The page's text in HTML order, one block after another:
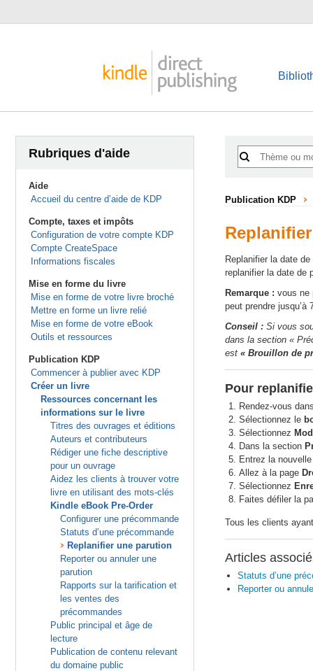
Rubriques d'aide
Aide
Accueil du centre d’aide de KDP
Compte, taxes et impôts
Configuration de votre compte KDP
Compte CreateSpace
Informations fiscales
Mise en forme du livre
Mise en forme de votre livre broché
Mettre en forme un livre relié
Mise en forme de votre eBook
Outils et ressources
Publication KDP
Commencer à publier avec KDP
Créer un livre
Ressources concernant les
informations sur le livre
Titres des ouvrages et éditions
Auteurs et contributeurs
Rédiger une fiche descriptive
pour un ouvrage
Aidez les clients à trouver votre
livre en utilisant des mots-clés
Kindle eBook Pre-Order
Configurer une précommande
Statuts d’une précommande
Replanifier une parution
Reporter ou annuler une
parution
Rapports sur la tarification et
les ventes des
précommandes
Public principal et âge de
lecture
Publication de contenu relevant
du domaine public
Publication KDP
Replanifier la date
replanifier la date de
Remarque : vous ne
peut prendre jusqu’à
Conseil : Si vous
dans la section «
est « Brouillon de
Pour
Rendez-vous
Sélectionnez le
Sélectionnez
Dans la section
Entrez la
Allez à la page
Sélectionnez
Faites défiler la
Tous les clients
Articles
Statuts d’une
Reporter ou